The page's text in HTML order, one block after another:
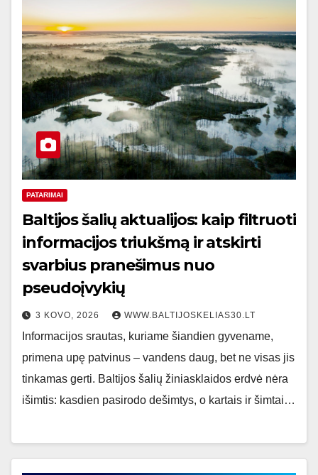
PATARIMAI
Baltijos šalių aktualijos: kaip filtruoti
informacijos triukšmą ir atskirti
svarbius pranešimus nuo
pseudoįvykių
3 KOVO, 2026 WWW.BALTIJOSKELIAS30.LT
Informacijos srautas, kuriame šiandien gyvename,
primena upę patvinus – vandens daug, bet ne visas jis
tinkamas gerti. Baltijos šalių žiniasklaidos erdvė nėra
išimtis: kasdien pasirodo dešimtys, o kartais ir šimtai…